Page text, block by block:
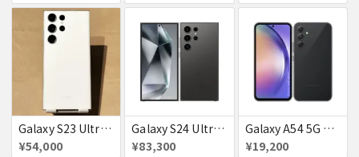
Galaxy S23 Ultra SC-52D クリーム docomo 送料無料
¥54,000
Galaxy S24 Ultra SCG26 512GB au チタニウムブラック 送料無料
¥83,300
Galaxy A54 5G SC−23D docomo オーサムグラファイト 送料無料
¥19,200